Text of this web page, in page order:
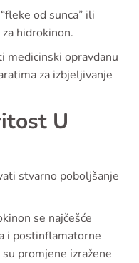
od sunca” ili
hidrokinon.
medicinski opravdanu
za izbjeljivanje
U
stvarno poboljšanje
se najčešće
i postinflamatorne
promjene izražene